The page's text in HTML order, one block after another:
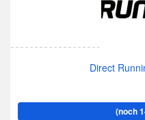
Direct
(noch